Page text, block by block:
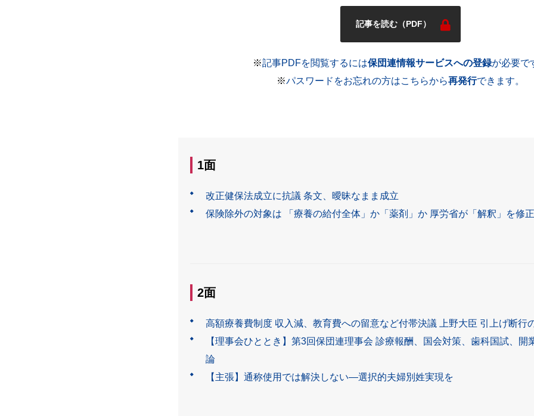
記事を読む（PDF）
※記事PDFを閲覧するには保団連情報サービスへの登録が必要で
※パスワードをお忘れの方はこちらから再発行できます。
1面
改正健保法成立に抗議 条文、曖昧なまま成立
保険除外の対象は 「療養の給付全体」か「薬剤」か 厚労省が「解釈」を修正
2面
高額療養費制度 収入減、教育費への留意など付帯決議 上野大臣 引上げ断行
【理事会ひととき】第3回保団連理事会 診療報酬、国会対策、歯科国試、開
論
【主張】通称使用では解決しない―選択的夫婦別姓実現を